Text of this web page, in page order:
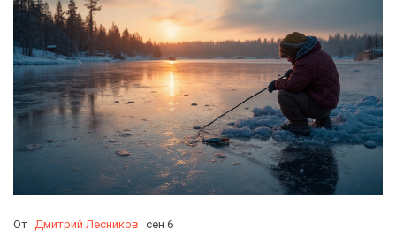
От Дмитрий Лесников сен 6